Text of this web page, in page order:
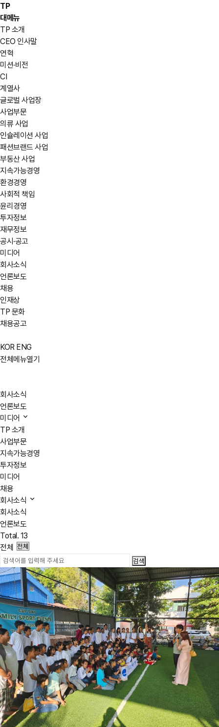
TP
대메뉴
TP 소개
CEO 인사말
연혁
미션·비전
CI
계열사
글로벌 사업장
사업부문
의류 사업
인슐레이션 사업
패션브랜드 사업
부동산 사업
지속가능경영
환경경영
사회적 책임
윤리경영
투자정보
재무정보
공시·공고
미디어
회사소식
언론보도
채용
인재상
TP 문화
채용공고
KOR ENG
전체메뉴열기
회사소식
언론보도
미디어
TP 소개
사업부문
지속가능경영
투자정보
미디어
채용
회사소식
회사소식
언론보도
Total. 13
전체